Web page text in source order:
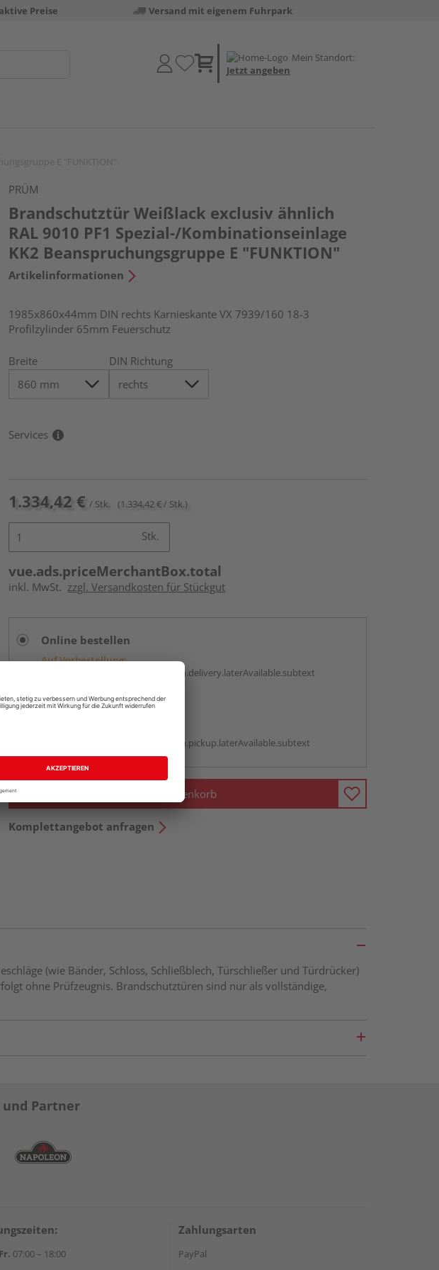
Preise Versand mit eigenem Fuhrpark
Mein Standort:
Jetzt angeben
PRÜM
Brandschutztür Weißlack exclusiv ähnlich
RAL 9010 PF1 Spezial-/Kombinationseinlage
KK2 Beanspruchungsgruppe E "FUNKTION"
Artikelinformationen
1985x860x44mm DIN rechts Karnieskante VX 7939/160 18-3
Profilzylinder 65mm Feuerschutz
Breite DIN Richtung
Services
1.334,42 € / Stk. (1.334,42 € / Stk.)
Stk.
vue.ads.priceMerchantBox.total
inkl. MwSt. zzgl. Versandkosten für Stückgut
Online bestellen
Auf Vorbestellung:
vue.ads.priceMerchantBox.option.delivery.laterAvailable.subtext
Beim Händler abholen
vue.ads.priceMerchantBox.option.pickup.laterAvailable.subtext
In den Warenkorb
Komplettangebot anfragen
(wie Bänder, Schloss, Schließblech, Türschließer und Türdrücker)
ohne Prüfzeugnis. Brandschutztüren sind nur als vollständige,
Partner
07:00 – 18:00
Zahlungsarten
PayPal